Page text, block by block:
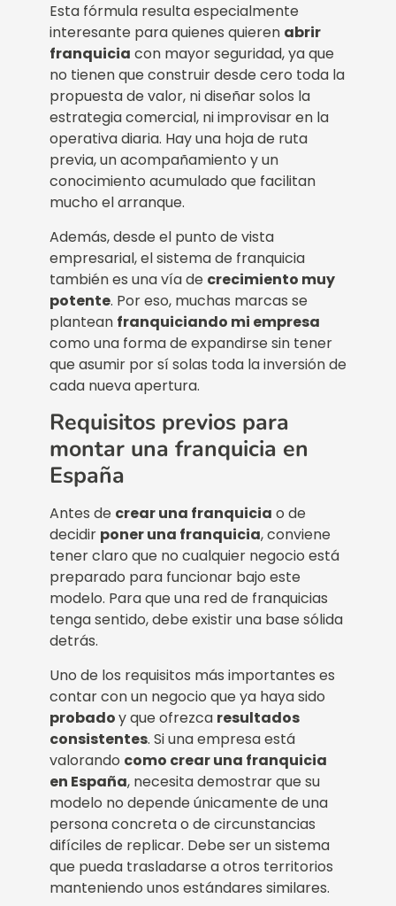
Esta fórmula resulta especialmente
interesante para quienes quieren abrir
franquicia con mayor seguridad, ya que
no tienen que construir desde cero toda la
propuesta de valor, ni diseñar solos la
estrategia comercial, ni improvisar en la
operativa diaria. Hay una hoja de ruta
previa, un acompañamiento y un
conocimiento acumulado que facilitan
mucho el arranque.
Además, desde el punto de vista
empresarial, el sistema de franquicia
también es una vía de crecimiento muy
potente. Por eso, muchas marcas se
plantean franquiciando mi empresa
como una forma de expandirse sin tener
que asumir por sí solas toda la inversión de
cada nueva apertura.
Requisitos previos para
montar una franquicia en
España
Antes de crear una franquicia o de
decidir poner una franquicia, conviene
tener claro que no cualquier negocio está
preparado para funcionar bajo este
modelo. Para que una red de franquicias
tenga sentido, debe existir una base sólida
detrás.
Uno de los requisitos más importantes es
contar con un negocio que ya haya sido
probadoy que ofrezca resultados
consistentes. Si una empresa está
valorando como crear una franquicia
en España, necesita demostrar que su
modelo no depende únicamente de una
persona concreta o de circunstancias
difíciles de replicar. Debe ser un sistema
que pueda trasladarse a otros territorios
manteniendo unos estándares similares.